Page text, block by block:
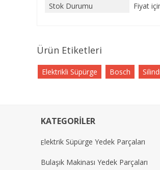
Stok Durumu
Fiyat
Ürün Etiketleri
Elektrikli Süpürge Bosch
KATEGORİLER
Elektrik Süpürge Yedek Parçaları
Bulaşık Makinası Yedek Parçaları